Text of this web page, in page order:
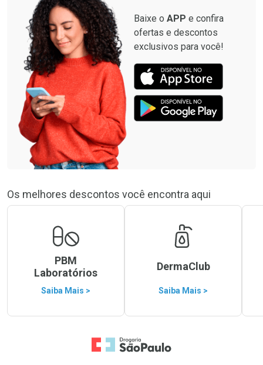
Baixe o APP e confira
ofertas e descontos
exclusivos para você!
Os melhores descontos você encontra aqui
PBM
Laboratórios
Saiba Mais >
DermaClub
Saiba Mais >
Ir para a Home